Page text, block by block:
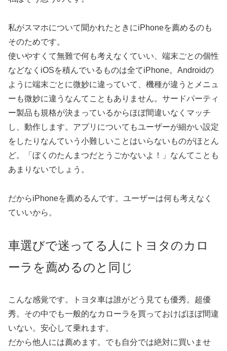
私がスマホについて聞かれたときにiPhoneを薦めるのも
そのためです。
使いやすくて無難で何も考えなくていい、端末ごとの個性
などなくiOSを積んでいるものは全てiPhone。Androidの
ように端末ごとに微妙に違っていて、機種が違うとメニュ
ーも微妙に違うなんてこともありません。サードパーティ
ー製品も規格が決まっているからほぼ間違いなくマッチ
し、動作します。アプリについてもユーザーが細かい設定
をしたりなんていう小難しいことはいらないものがほとん
ど。「ぼくのたんまつだとうごかないよ！」なんてことも
あまりないでしょう。
だからiPhoneを薦めるんです。ユーザーは何も考えなく
ていいから。
車選びで迷ってる人にトヨタのカロ
ーラを薦めるのと同じ
こんな感覚です。トヨタ車は誰がどう見ても優秀。超優
秀。その中でも一般的なカローラを買っておけばほぼ間違
いない。安心して乗れます。
だから他人には薦めます。でも自分では絶対に買いませ